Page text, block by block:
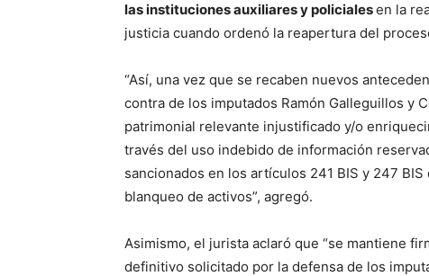
las instituciones auxiliares y policialesen la
justicia cuando ordenó la reapertura del
“Así, una vez que se recaben nuevos
contra de los imputados Ramón Galleguillos y
patrimonial relevante injustificado y/o
través del uso indebido de información
sancionados en los artículos 241 BIS y 247
blanqueo de activos”, agregó.
Asimismo, el jurista aclaró que “se mantiene
definitivo solicitado por la defensa de los